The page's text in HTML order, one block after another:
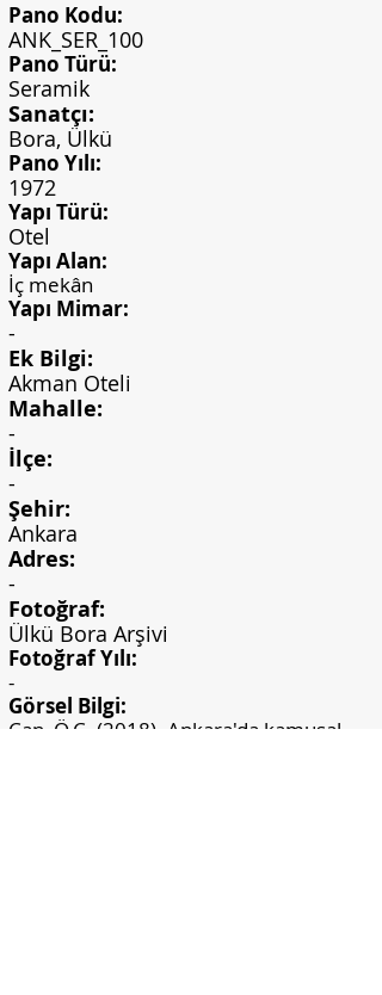
Pano Kodu:
ANK_SER_100
Pano Türü:
Seramik
Sanatçı:
Bora, Ülkü
Pano Yılı:
1972
Yapı Türü:
Otel
Yapı Alan:
İç mekân
Yapı Mimar:
-
Ek Bilgi:
Akman Oteli
Mahalle:
-
İlçe:
-
Şehir:
Ankara
Adres:
-
Fotoğraf:
Ülkü Bora Arşivi
Fotoğraf Yılı:
-
Görsel Bilgi:
Can, Ö.C. (2018). Ankara'da kamusal